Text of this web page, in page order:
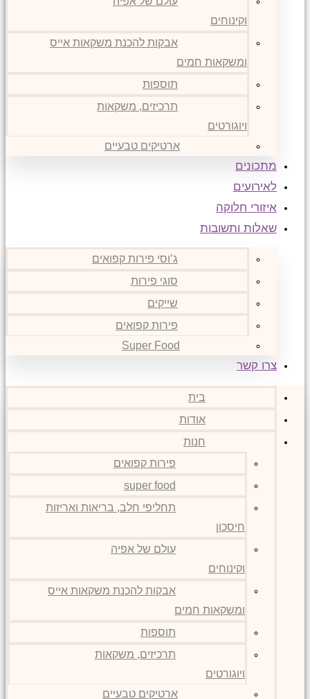
וקינוחים
אבקות להכנת משקאות אייס
ומשקאות חמים
תוספות
תרכיזים, משקאות
ויוגורטים
ארטיקים טבעיים
מתכונים
לאירועים
איזורי חלוקה
שאלות ותשובות
ג’וסי פירות קפואים
סוגי פירות
שייקים
פירות קפואים
Super Food
צרו קשר
בית
אודות
חנות
פירות קפואים
super food
תחליפי חלב, בריאות ואריזות
חיסכון
עולם של אפיה
וקינוחים
אבקות להכנת משקאות אייס
ומשקאות חמים
תוספות
תרכיזים, משקאות
ויוגורטים
ארטיקים טבעיים